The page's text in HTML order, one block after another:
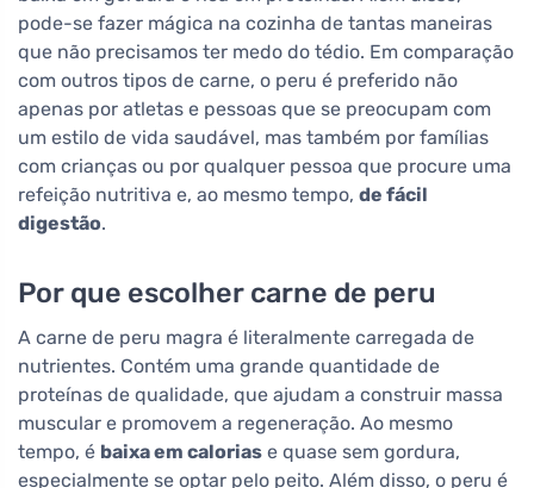
pode-se fazer mágica na cozinha de tantas maneiras
que não precisamos ter medo do tédio. Em comparação
com outros tipos de carne, o peru é preferido não
apenas por atletas e pessoas que se preocupam com
um estilo de vida saudável, mas também por famílias
com crianças ou por qualquer pessoa que procure uma
refeição nutritiva e, ao mesmo tempo, de fácil
digestão.
Por que escolher carne de peru
A carne de peru magra é literalmente carregada de
nutrientes. Contém uma grande quantidade de
proteínas de qualidade, que ajudam a construir massa
muscular e promovem a regeneração. Ao mesmo
tempo, é baixa em calorias e quase sem gordura,
especialmente se optar pelo peito. Além disso, o peru é